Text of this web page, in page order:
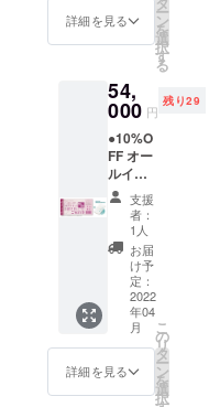
飲み物
放題で
す。 ロ
モバイ
ルバッ
テリー
付き。
専属コ
ンシェ
ルジュ
(バト
ラー)付
き。 平
日だけ
でな
金・
土・祝
生以
「リ
ゾート
宿泊」
チケッ
トで
す。
（通常
販売価
格：
44000
円〜）
地元の
素材を
ふんだ
んに
使った
夕食、
日宿泊
券（ペ
ア）
オリジ
ナルモ
バイル
バッテ
リー ●
お礼の
メール
◆グラ
ンド
オープ
ン後に
ご宿泊
いただ
ける
「リ
ゾート
宿泊」
詳細を見る ー
ン
を
選
択
す
る
54,
000 円
残り29
●10%O
FF オー
ルイン
クルー
シブ付
【ドー
ムホテ
ル型グ
ランピ
ングリ
ゾート
１泊２
日宿泊
券（ペ
ア）】
支援
者：
1人
お届
け予
定：
2022
年04
月
詳細を見る
こ
の
リ
タ
ー
ン
を
選
択